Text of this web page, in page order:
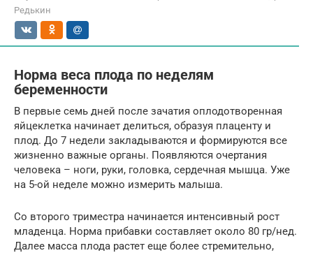
Редькин
Норма веса плода по неделям
беременности
В первые семь дней после зачатия оплодотворенная
яйцеклетка начинает делиться, образуя плаценту и
плод. До 7 недели закладываются и формируются все
жизненно важные органы. Появляются очертания
человека – ноги, руки, головка, сердечная мышца. Уже
на 5-ой неделе можно измерить малыша.
Со второго триместра начинается интенсивный рост
младенца. Норма прибавки составляет около 80 гр/нед.
Далее масса плода растет еще более стремительно,